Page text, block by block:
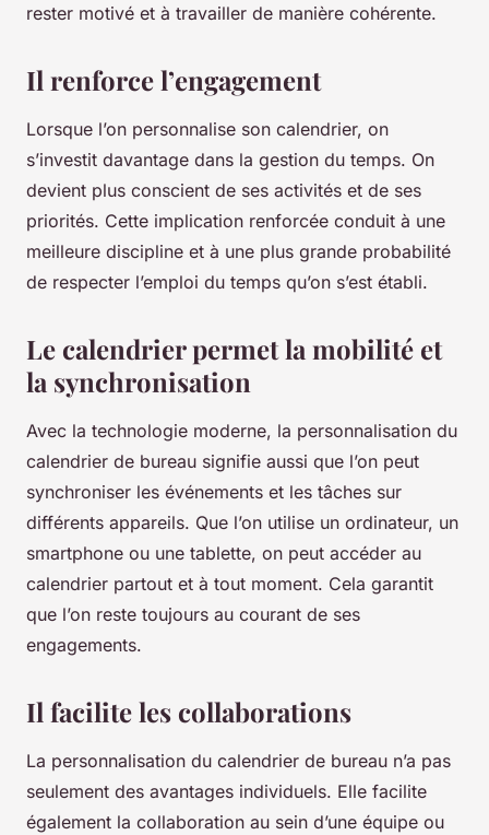
rester motivé et à travailler de manière cohérente.
Il renforce l’engagement
Lorsque l’on personnalise son calendrier, on
s’investit davantage dans la gestion du temps. On
devient plus conscient de ses activités et de ses
priorités. Cette implication renforcée conduit à une
meilleure discipline et à une plus grande probabilité
de respecter l’emploi du temps qu’on s’est établi.
Le calendrier permet la mobilité et
la synchronisation
Avec la technologie moderne, la personnalisation du
calendrier de bureau signifie aussi que l’on peut
synchroniser les événements et les tâches sur
différents appareils. Que l’on utilise un ordinateur, un
smartphone ou une tablette, on peut accéder au
calendrier partout et à tout moment. Cela garantit
que l’on reste toujours au courant de ses
engagements.
Il facilite les collaborations
La personnalisation du calendrier de bureau n’a pas
seulement des avantages individuels. Elle facilite
également la collaboration au sein d’une équipe ou